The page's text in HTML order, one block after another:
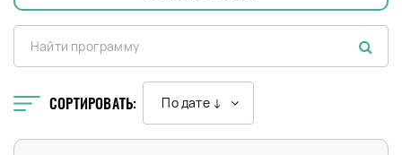
СОРТИРОВАТЬ: По дате ↓